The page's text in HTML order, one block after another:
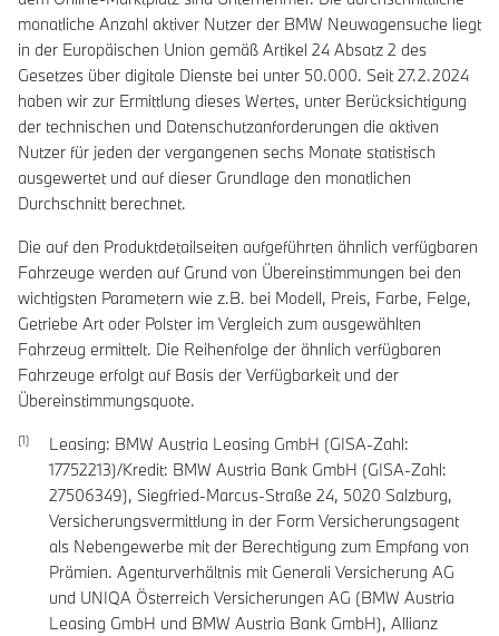
monatliche Anzahl aktiver Nutzer der BMW Neuwagensuche liegt
in der Europäischen Union gemäß Artikel 24 Absatz 2 des
Gesetzes über digitale Dienste bei unter 50.000. Seit 27.2.2024
haben wir zur Ermittlung dieses Wertes, unter Berücksichtigung
der technischen und Datenschutzanforderungen die aktiven
Nutzer für jeden der vergangenen sechs Monate statistisch
ausgewertet und auf dieser Grundlage den monatlichen
Durchschnitt berechnet.
Die auf den Produktdetailseiten aufgeführten ähnlich verfügbaren
Fahrzeuge werden auf Grund von Übereinstimmungen bei den
wichtigsten Parametern wie z.B. bei Modell, Preis, Farbe, Felge,
Getriebe Art oder Polster im Vergleich zum ausgewählten
Fahrzeug ermittelt. Die Reihenfolge der ähnlich verfügbaren
Fahrzeuge erfolgt auf Basis der Verfügbarkeit und der
Übereinstimmungsquote.
Leasing: BMW Austria Leasing GmbH (GISA-Zahl:
17752213)/Kredit: BMW Austria Bank GmbH (GISA-Zahl:
27506349), Siegfried-Marcus-Straße 24, 5020 Salzburg,
Versicherungsvermittlung in der Form Versicherungsagent
als Nebengewerbe mit der Berechtigung zum Empfang von
Prämien. Agenturverhältnis mit Generali Versicherung AG
und UNIQA Österreich Versicherungen AG (BMW Austria
Leasing GmbH und BMW Austria Bank GmbH), Allianz